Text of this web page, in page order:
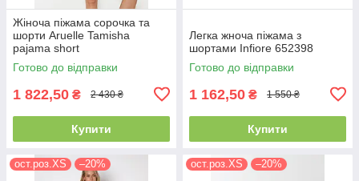
Жіноча піжама сорочка та
шорти Aruelle Tamisha
pajama short
Готово до відправки
1 822,50 ₴ 2 430 ₴
Купити
Легка жноча піжама з
шортами Infiore 652398
Готово до відправки
1 162,50 ₴ 1 550 ₴
Купити
ост.роз.XS –20% ост.роз.XS –20%